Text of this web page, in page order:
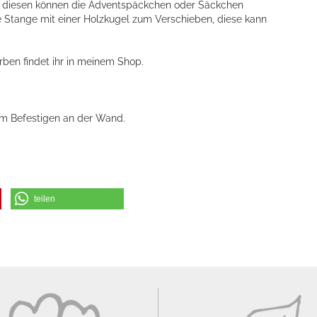
können die Adventspäckchen oder Säckchen
mit einer Holzkugel zum Verschieben, diese kann
findet ihr in meinem Shop.
Befestigen an der Wand.
teilen